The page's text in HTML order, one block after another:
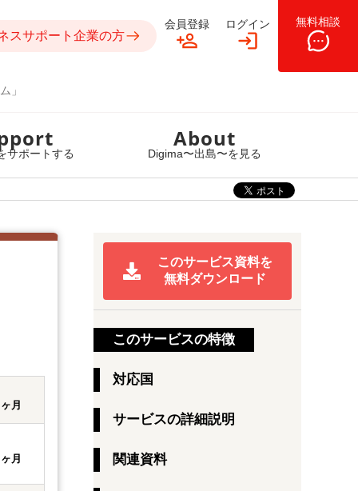
」
スサポート企業の方
会員登録 ログイン 無料相談
サポートする
About
Digima〜出島〜を見る
ヶ月
ヶ月
このサービス資料を
無料ダウンロード
このサービスの特徴
対応国
サービスの詳細説明
関連資料